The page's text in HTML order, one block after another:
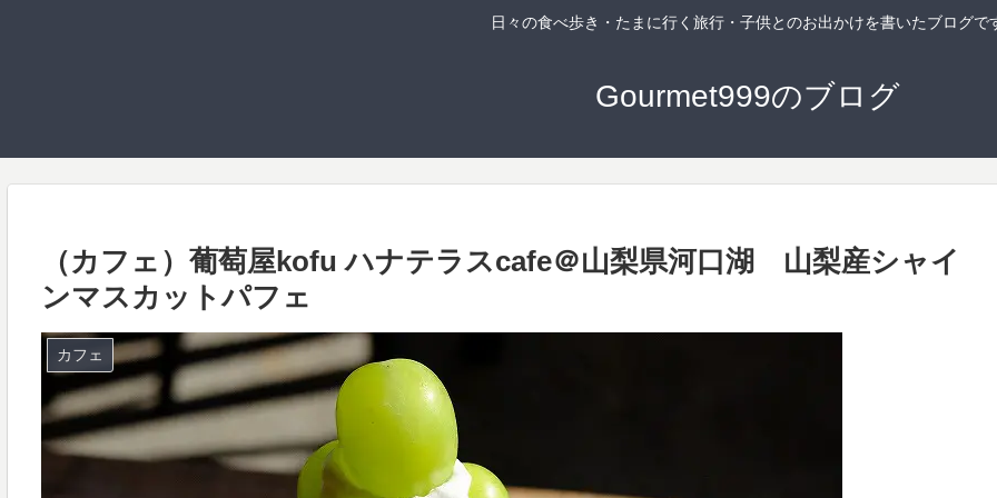
日々の食べ歩き・たまに行く旅行・子供とのお出かけを書いたブログで
Gourmet999のブログ
（カフェ）葡萄屋kofu ハナテラスcafe＠山梨県河口湖 山梨産シャイ
ンマスカットパフェ
カフェ